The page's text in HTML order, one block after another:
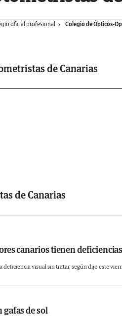
oficial profesional Colegio de Ópticos-
de Canarias
de Canarias
canarios tienen deficiencias
visual sin tratar, según dijo este
de sol